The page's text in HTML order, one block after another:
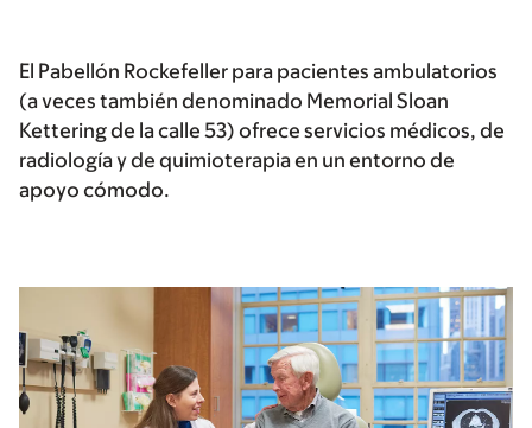
El Pabellón Rockefeller para pacientes ambulatorios
(a veces también denominado Memorial Sloan
Kettering de la calle 53) ofrece servicios médicos, de
radiología y de quimioterapia en un entorno de
apoyo cómodo.